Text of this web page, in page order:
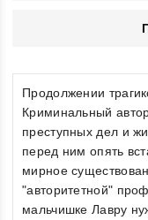
Продолжении
Криминальный
преступных дел и
перед ним опять
мирное
"авторитетной"
мальчишке Лавру